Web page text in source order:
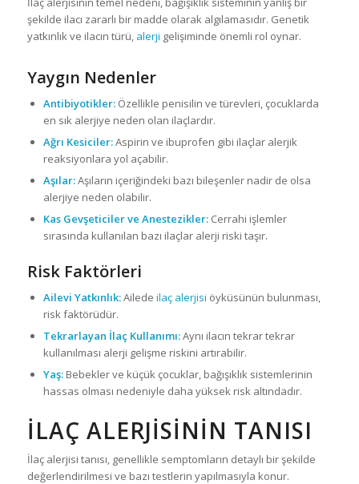
şekilde ilacı zararlı bir madde olarak algılamasıdır. Genetik
yatkınlık ve ilacın türü, alerji gelişiminde önemli rol oynar.
Yaygın Nedenler
Antibiyotikler:Özellikle penisilin ve türevleri, çocuklarda
en sık alerjiye neden olan ilaçlardır.
Ağrı Kesiciler:Aspirin ve ibuprofen gibi ilaçlar alerjik
reaksiyonlara yol açabilir.
Aşılar:Aşıların içeriğindeki bazı bileşenler nadir de olsa
alerjiye neden olabilir.
Kas Gevşeticiler ve Anestezikler:Cerrahi işlemler
sırasında kullanılan bazı ilaçlar alerji riski taşır.
Risk Faktörleri
Ailevi Yatkınlık:Ailede ilaç alerjisi öyküsünün bulunması,
risk faktörüdür.
Tekrarlayan İlaç Kullanımı:Aynı ilacın tekrar tekrar
kullanılması alerji gelişme riskini artırabilir.
Yaş:Bebekler ve küçük çocuklar, bağışıklık sistemlerinin
hassas olması nedeniyle daha yüksek risk altındadır.
İLAÇ ALERJISININ TANISI
İlaç alerjisi tanısı, genellikle semptomların detaylı bir şekilde
değerlendirilmesi ve bazı testlerin yapılmasıyla konur.